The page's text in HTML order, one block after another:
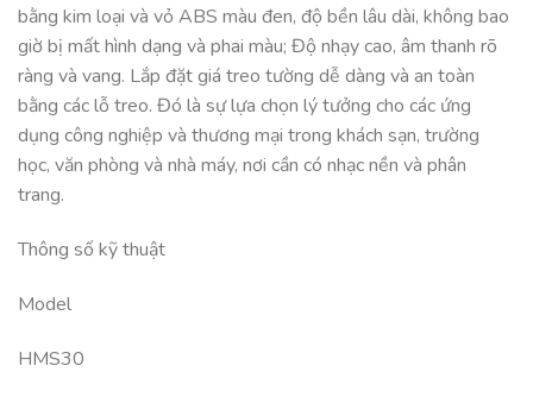
bằng kim loại và vỏ ABS màu đen, độ bền lâu dài, không bao
giờ bị mất hình dạng và phai màu; Độ nhạy cao, âm thanh rõ
ràng và vang. Lắp đặt giá treo tường dễ dàng và an toàn
bằng các lỗ treo. Đó là sự lựa chọn lý tưởng cho các ứng
dụng công nghiệp và thương mại trong khách sạn, trường
học, văn phòng và nhà máy, nơi cần có nhạc nền và phân
trang.
Thông số kỹ thuật
Model
HMS30